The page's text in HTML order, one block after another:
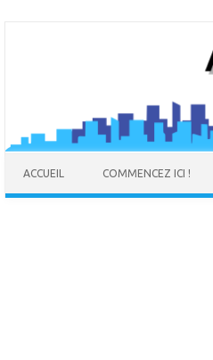
ACCUEIL COMMENCEZ ICI !